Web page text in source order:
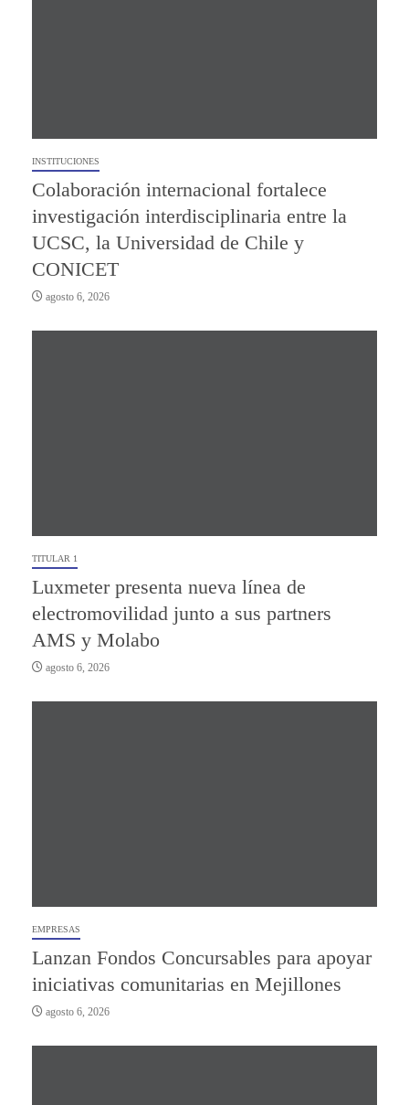
INSTITUCIONES
Colaboración internacional fortalece
investigación interdisciplinaria entre la
UCSC, la Universidad de Chile y
CONICET
agosto 6, 2026
TITULAR 1
Luxmeter presenta nueva línea de
electromovilidad junto a sus partners
AMS y Molabo
agosto 6, 2026
EMPRESAS
Lanzan Fondos Concursables para apoyar
iniciativas comunitarias en Mejillones
agosto 6, 2026